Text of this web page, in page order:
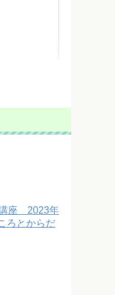
講座 2023年
ろとからだ